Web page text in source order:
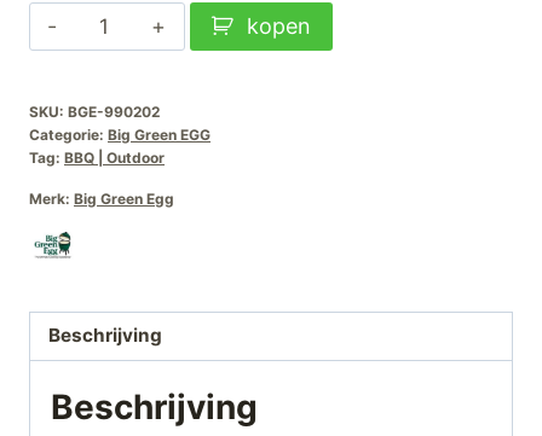
Big
Green
Medium
Outdoor
aantal
kopen
SKU: BGE-990202
Categorie: Big Green EGG
Tag: BBQ | Outdoor
Merk: Big Green Egg
Beschrijving
Beschrijving